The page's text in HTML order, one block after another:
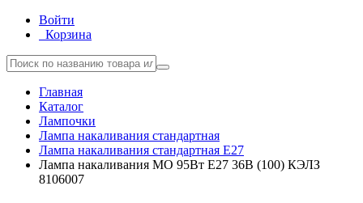
Войти
Корзина
Главная
Каталог
Лампочки
Лампа накаливания стандартная
Лампа накаливания стандартная E27
Лампа накаливания МО 95Вт E27 36В (100) КЭЛЗ
8106007